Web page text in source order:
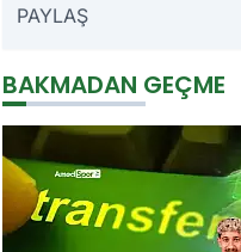
PAYLAŞ
BAKMADAN GEÇME